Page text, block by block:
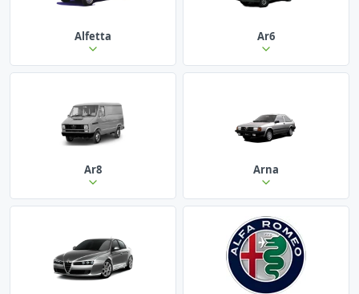
Alfetta Ar6
Ar8 Arna